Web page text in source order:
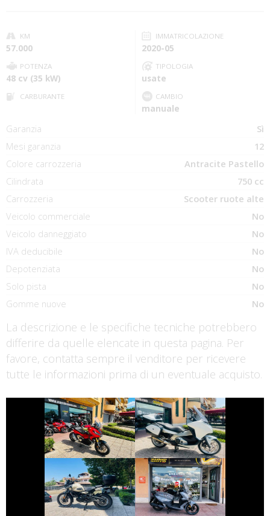
KM
57.000
IMMATRICOLAZIONE
2020-05
POTENZA
48 cv (35 kW)
TIPOLOGIA
usate
CARBURANTE CAMBIO
manuale
Garanzia
Sì
Mesi garanzia
12
Colore carrozzeria
Antracite Pastello
Cilindrata
750 cc
Carrozzeria
Scooter ruote alte
Veicolo commerciale
No
Veicolo danneggiato
No
IVA deducibile
No
Depotenziata
No
Solo pista
No
Gomme nuove
No
La descrizione e le specifiche tecniche potrebbero
differire da quelle elencate in questa pagina. Per
favore, contatta sempre il venditore per ricevere
tutte le informazioni prima di un eventuale acquisto.
HONDA X-ADV HONDA INTEGRA
ROYAL-ENFIELD
HIMALAYAN
€ 4.550 €
SYM JOYRIDE
€ 4.190 €
€ 2.990 € € 5.890 €